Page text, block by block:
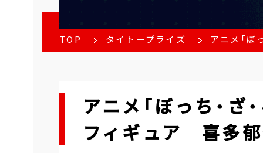
TOP タイトープライズ アニメ「
アニメ「ぼっち・
フィギュア 喜多